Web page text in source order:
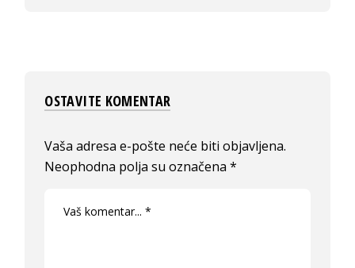
OSTAVITE KOMENTAR
Vaša adresa e-pošte neće biti objavljena.
Neophodna polja su označena*